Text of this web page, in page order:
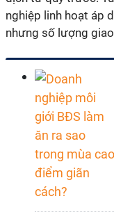
nghiệp linh hoạt áp
nhưng số lượng